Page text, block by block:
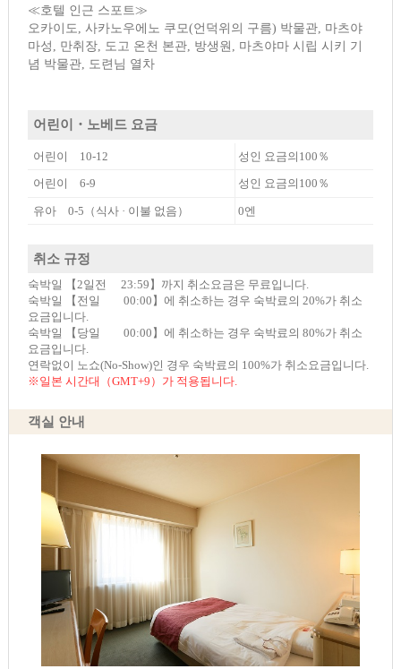
≪호텔 인근 스포트≫
오카이도, 사카노우에노 쿠모(언덕위의 구름) 박물관, 마츠야
마성, 만취장, 도고 온천 본관, 방생원, 마츠야마 시립 시키 기
념 박물관, 도련님 열차
어린이・노베드 요금
어린이 10-12 성인 요금의100％
어린이 6-9 성인 요금의100％
유아 0-5（식사 · 이불 없음） 0엔
취소 규정
숙박일 【2일전 23:59】까지 취소요금은 무료입니다.
숙박일 【전일 00:00】에 취소하는 경우 숙박료의 20%가 취소
요금입니다.
숙박일 【당일 00:00】에 취소하는 경우 숙박료의 80%가 취소
요금입니다.
연락없이 노쇼(No-Show)인 경우 숙박료의 100%가 취소요금입니다.
※일본 시간대（GMT+9）가 적용됩니다.
객실 안내